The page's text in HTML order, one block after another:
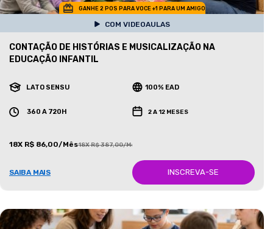
GANHE 2 POS PARA VOCE +1 PARA UM AMIGO
COM VIDEOAULAS
CONTAÇÃO DE HISTÓRIAS E MUSICALIZAÇÃO NA
EDUCAÇÃO INFANTIL
LATO SENSU 100% EAD
360 A 720H 2 A 12 MESES
18X R$ 86,00/Mês18X R$ 387,00/Mês
SAIBA MAIS INSCREVA-SE